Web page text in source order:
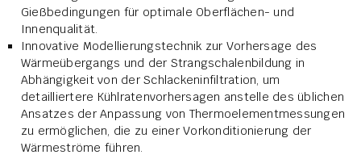
Gießbedingungen für optimale Oberflächen- und
Innenqualität.
Innovative Modellierungstechnik zur Vorhersage des
Wärmeübergangs und der Strangschalenbildung in
Abhängigkeit von der Schlackeninfiltration, um
detailliertere Kühlratenvorhersagen anstelle des üblichen
Ansatzes der Anpassung von Thermoelementmessungen
zu ermöglichen, die zu einer Vorkonditionierung der
Wärmeströme führen.